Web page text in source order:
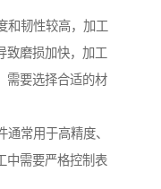
和韧性较高，加工
致磨损加快，加工
需要选择合适的材
常用于高精度、
中需要严格控制表